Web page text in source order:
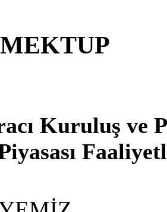
Kuruluş ve